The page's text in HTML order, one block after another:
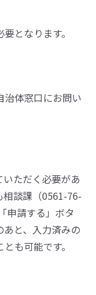
となります。
治体窓口にお問い
ただく必要があ
相談課（0561-76-
申請する」ボタ
と、入力済みの
も可能です。